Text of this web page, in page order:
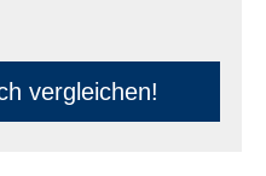
ver­gleichen!